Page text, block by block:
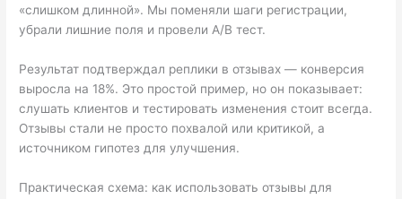
«слишком длинной». Мы поменяли шаги регистрации,
убрали лишние поля и провели A/B тест.
Результат подтверждал реплики в отзывах — конверсия
выросла на 18%. Это простой пример, но он показывает:
слушать клиентов и тестировать изменения стоит всегда.
Отзывы стали не просто похвалой или критикой, а
источником гипотез для улучшения.
Практическая схема: как использовать отзывы для